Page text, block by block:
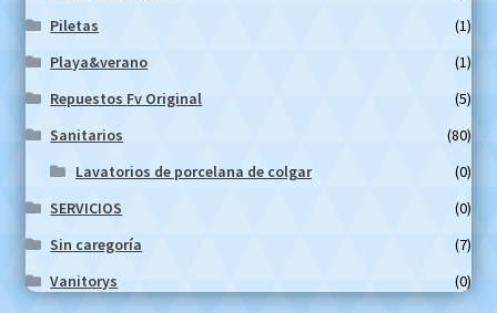
Piletas
(1)
Playa&verano
(1)
Repuestos Fv Original
(5)
Sanitarios
(80)
Lavatorios de porcelana de colgar
(0)
SERVICIOS
(0)
Sin caregoría
(7)
Vanitorys
(0)